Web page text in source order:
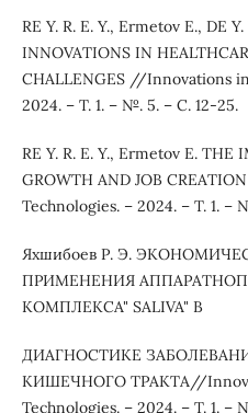
RE Y. R. E. Y., Ermetov E., DE
INNOVATIONS IN
CHALLENGES //Innovations
2024. – Т. 1. – №. 5. – С. 12-25.
RE Y. R. E. Y., Ermetov E. THE
GROWTH AND JOB
Technologies. – 2024. – Т. 1. –
Яхшибоев Р. Э.
ПРИМЕНЕНИЯ
КОМПЛЕКСА" SALIVA" В
ДИАГНОСТИКЕ
КИШЕЧНОГО ТРАКТА//
Technologies. – 2024. – Т. 1. –